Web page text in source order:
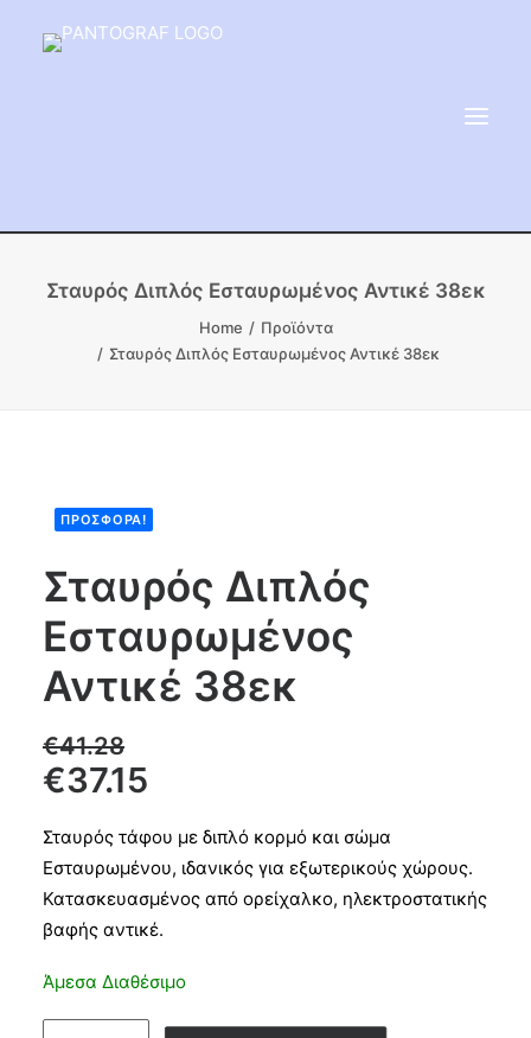
ΕΙΔΗ ΜΝΗΜΕΙΟΥ
ΑΔΑΜΑΝΤΟΦΟΡΟΙ ΔΙΣΚΟΙ
ΠΡΟΪΟΝΤΑ ΜΑΡΜΆΡΟΥ
Products
search
CART
Σταυρός Διπλός Εσταυρωμένος Αντικέ 38εκ
Home
Προϊόντα
Σταυρός Διπλός Εσταυρωμένος Αντικέ 38εκ
ΠΡΟΣΦΟΡΆ!
Σταυρός Διπλός
Εσταυρωμένος
Αντικέ 38εκ
€41.28
€37.15
Σταυρός τάφου με διπλό κορμό και σώμα
Εσταυρωμένου, ιδανικός για εξωτερικούς χώρους.
Κατασκευασμένος από ορείχαλκο, ηλεκτροστατικής
βαφής αντικέ.
Άμεσα Διαθέσιμο